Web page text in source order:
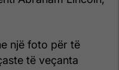
një foto për të
të veçanta